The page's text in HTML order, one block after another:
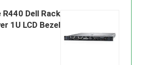
R440 Dell Rack
1U LCD Bezel